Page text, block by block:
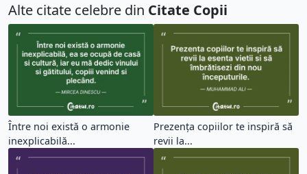
Alte citate celebre din Citate Copii
Între noi există o armonie
inexplicabilă...
Prezența copiilor te inspiră să
revii la...